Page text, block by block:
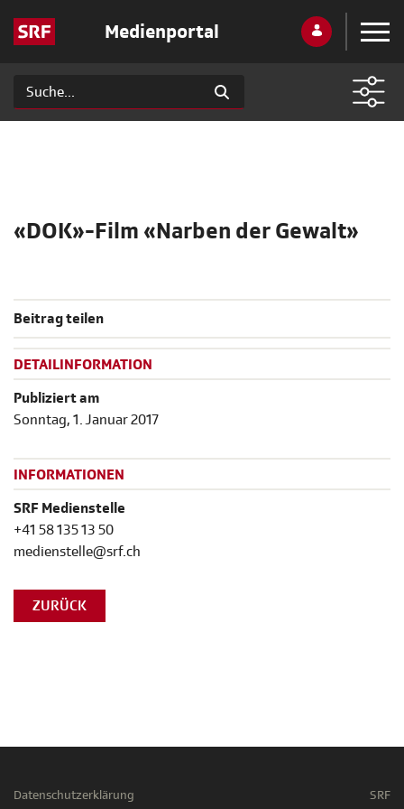
Medienportal
«DOK»-Film «Narben der Gewalt»
Beitrag teilen
DETAILINFORMATION
Publiziert am
Sonntag, 1. Januar 2017
INFORMATIONEN
SRF Medienstelle
+41 58 135 13 50
medienstelle@srf.ch
ZURÜCK
Datenschutzerklärung SRF